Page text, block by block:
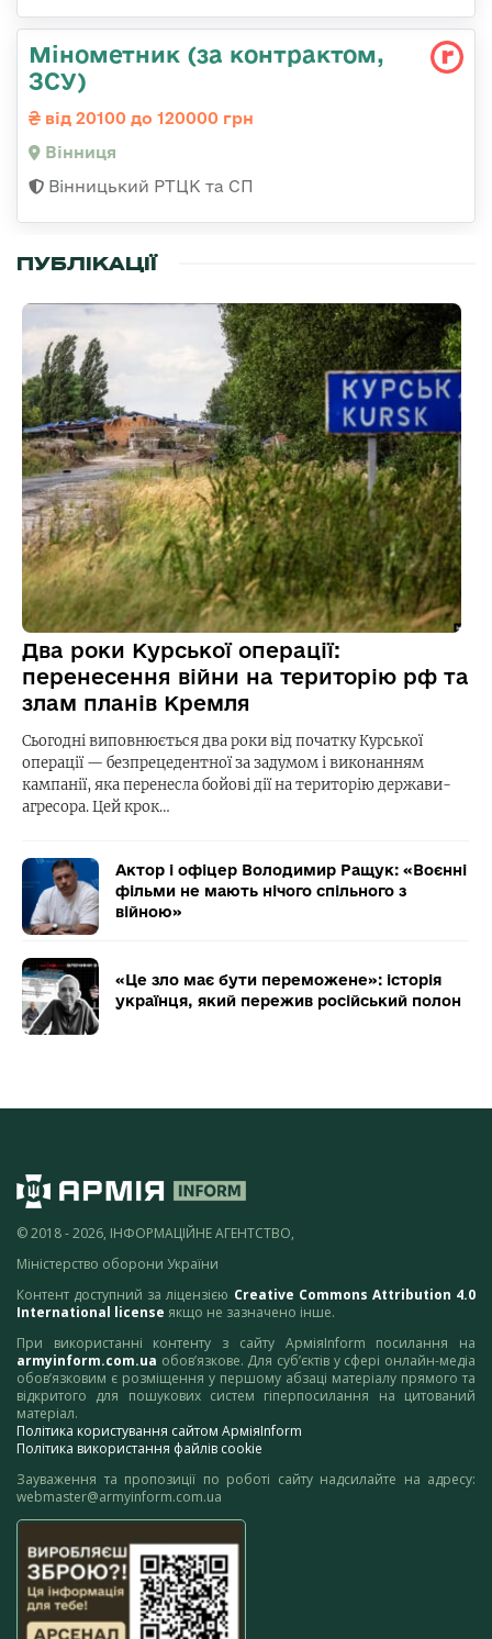
Мінометник (за контрактом,
ЗСУ)
від 20100 до 120000 грн
Вінниця
Вінницький РТЦК та СП
ПУБЛІКАЦІЇ
Два роки Курської операції:
перенесення війни на територію рф та
злам планів Кремля
Сьогодні виповнюється два роки від початку Курської
операції — безпрецедентної за задумом і виконанням
кампанії, яка перенесла бойові дії на територію держави-
агресора. Цей крок…
Актор і офіцер Володимир Ращук: «Воєнні
фільми не мають нічого спільного з
війною»
«Це зло має бути переможене»: історія
українця, який пережив російський полон
© 2018 - 2026, ІНФОРМАЦІЙНЕ АГЕНТСТВО,
Міністерство оборони України
Контент доступний за ліцензією Creative Commons Attribution 4.0
International license якщо не зазначено інше.
При використанні контенту з сайту АрміяInform посилання на
armyinform.com.ua обов’язкове. Для суб’єктів у сфері онлайн-медіа
обов’язковим є розміщення у першому абзаці матеріалу прямого та
відкритого для пошукових систем гіперпосилання на цитований
матеріал.
Політика користування сайтом АрміяInform
Політика використання файлів cookie
Зауваження та пропозиції по роботі сайту надсилайте на адресу:
webmaster@armyinform.com.ua